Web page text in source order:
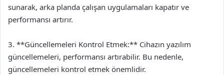
sunarak, arka planda çalışan uygulamaları kapatır ve
performansı artırır.
3. **Güncellemeleri Kontrol Etmek:** Cihazın yazılım
güncellemeleri, performansı artırabilir. Bu nedenle,
güncellemeleri kontrol etmek önemlidir.